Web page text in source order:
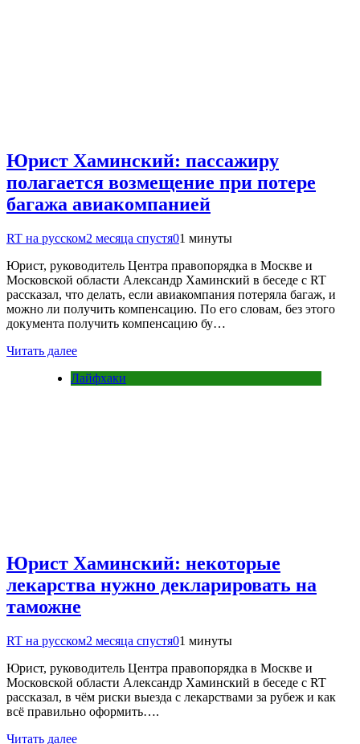
Юрист Хаминский: пассажиру
полагается возмещение при потере
багажа авиакомпанией
RT на русском2 месяца спустя01 минуты
Юрист, руководитель Центра правопорядка в Москве и
Московской области Александр Хаминский в беседе с RT
рассказал, что делать, если авиакомпания потеряла багаж, и
можно ли получить компенсацию. По его словам, без этого
документа получить компенсацию бу…
Читать далее
Лайфхаки
Юрист Хаминский: некоторые
лекарства нужно декларировать на
таможне
RT на русском2 месяца спустя01 минуты
Юрист, руководитель Центра правопорядка в Москве и
Московской области Александр Хаминский в беседе с RT
рассказал, в чём риски выезда с лекарствами за рубеж и как
всё правильно оформить….
Читать далее